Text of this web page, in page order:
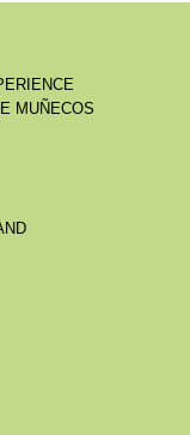
MUÑECOS